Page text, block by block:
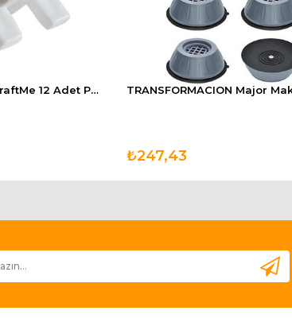
TRANSFORMACION CraftMe 12 Adet Perde Korniş Finali Sonu
₺247,43